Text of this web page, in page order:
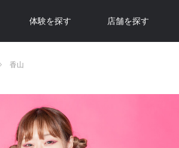
体験を探す 店舗を探す
香山